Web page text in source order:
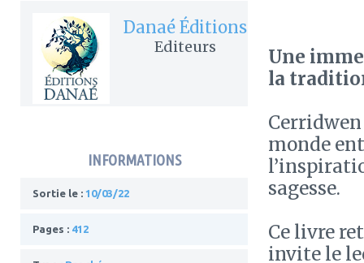
Danaé Éditions
Editeurs
INFORMATIONS
Sortie le : 10/03/22
Pages : 412
Une
la
Cerridwen
monde
sagesse.
Ce livre
invite le